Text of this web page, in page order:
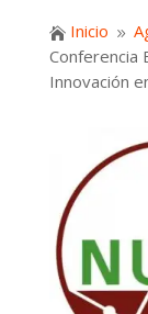
 Inicio 9
Conferencia
Innovación